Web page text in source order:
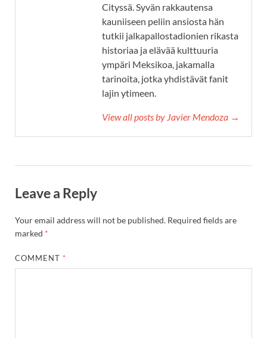
Cityssä. Syvän rakkautensa
kauniiseen peliin ansiosta hän
tutkii jalkapallostadionien rikasta
historiaa ja elävää kulttuuria
ympäri Meksikoa, jakamalla
tarinoita, jotka yhdistävät fanit
lajin ytimeen.
View all posts by Javier Mendoza →
Leave a Reply
Your email address will not be published. Required fields are
marked *
COMMENT *